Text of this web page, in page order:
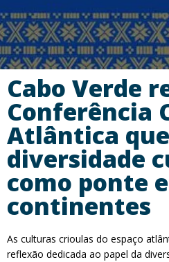
Cabo Verde
Conferência
Atlântica
diversidade
como ponte
continentes
As culturas crioulas do espaço
reflexão dedicada ao papel da